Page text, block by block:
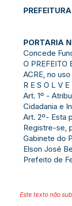
PORTARIA
Concede
O PREFEITO
ACRE, no
R E S O L V E
Art. 1º -
Cidadania e
Art. 2º- Esta
Registre-se,
Gabinete do
Elson José
Prefeito de
Este texto não